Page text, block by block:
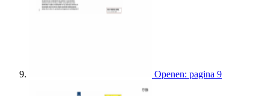
Openen: pagina 9